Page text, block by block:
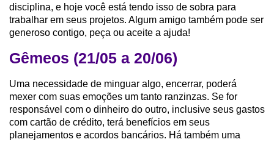
disciplina, e hoje você está tendo isso de sobra para
trabalhar em seus projetos. Algum amigo também pode ser
generoso contigo, peça ou aceite a ajuda!
Gêmeos (21/05 a 20/06)
Uma necessidade de minguar algo, encerrar, poderá
mexer com suas emoções um tanto ranzinzas. Se for
responsável com o dinheiro do outro, inclusive seus gastos
com cartão de crédito, terá benefícios em seus
planejamentos e acordos bancários. Há também uma